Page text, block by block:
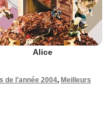
Alice
de l'année 2004, Meilleurs